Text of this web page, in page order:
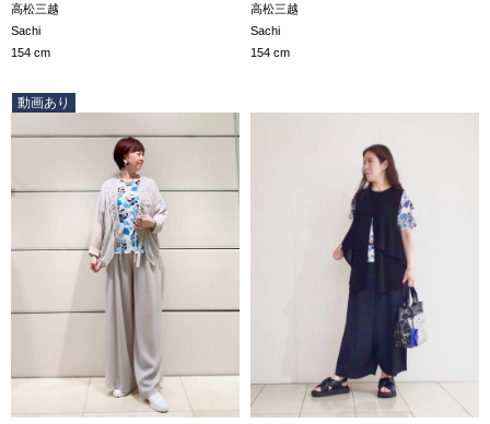
高松三越
Sachi
154 cm
高松三越
Sachi
154 cm
動画あり